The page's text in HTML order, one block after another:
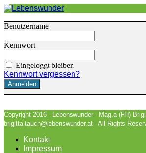
Benutzername
Kennwort
Eingeloggt bleiben
Kennwort vergessen?
Copyright 2016 - Lebenswunder - Mag.a (FH)
brigitta.tauch@lebenswunder.at - All Rights
Kontakt
Impressum